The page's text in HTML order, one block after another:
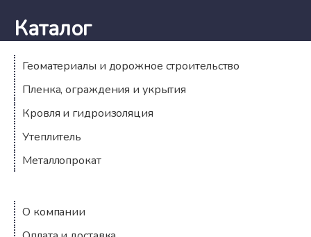
Каталог
Геоматериалы и дорожное строительство
Пленка, ограждения и укрытия
Кровля и гидроизоляция
Утеплитель
Металлопрокат
Компания
О компании